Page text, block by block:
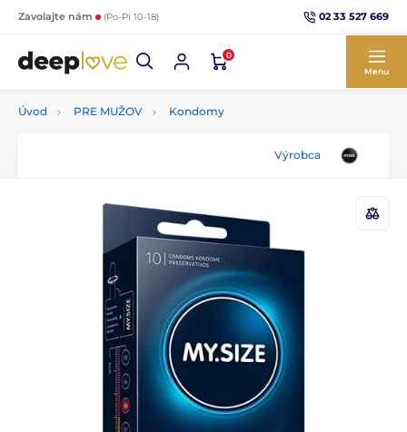
Zavolajte nám (Po-Pi 10-18) 02 33 527 669
0
Menu
Úvod PRE MUŽOV Kondomy
Výrobca